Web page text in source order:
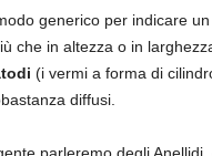
generico per indicare
che in altezza o in
(i vermi a forma di
diffusi.